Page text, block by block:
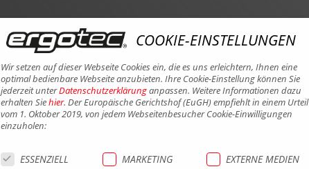
COOKIE-EINSTELLUNGEN
Wir setzen auf dieser Webseite Cookies ein, die es uns erleichtern, Ihnen eine
optimal bedienbare Webseite anzubieten. Ihre Cookie-Einstellung können Sie
jederzeit unterDatenschutzerklärunganpassen. Weitere Informationen dazu
erhalten Siehier. Der Europäische Gerichtshof (EuGH) empfiehlt in einem Urteil
vom 1. Oktober 2019, von jedem Webseitenbesucher Cookie-Einwilligungen
einzuholen:
ESSENZIELL MARKETING EXTERNE MEDIEN